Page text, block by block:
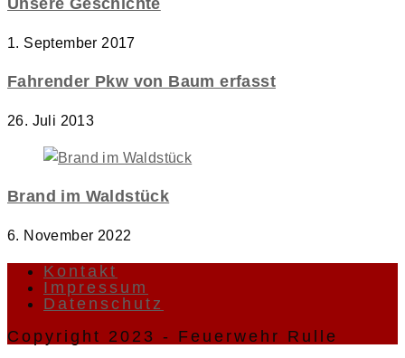
1. September 2017
Fahrender Pkw von Baum erfasst
26. Juli 2013
Brand im Waldstück
6. November 2022
Kontakt
Impressum
Datenschutz
Copyright 2023 - Feuerwehr Rulle